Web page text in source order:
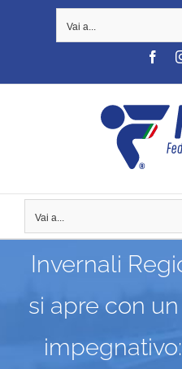
Vai a...
Vai a...
Invernali
si apre con